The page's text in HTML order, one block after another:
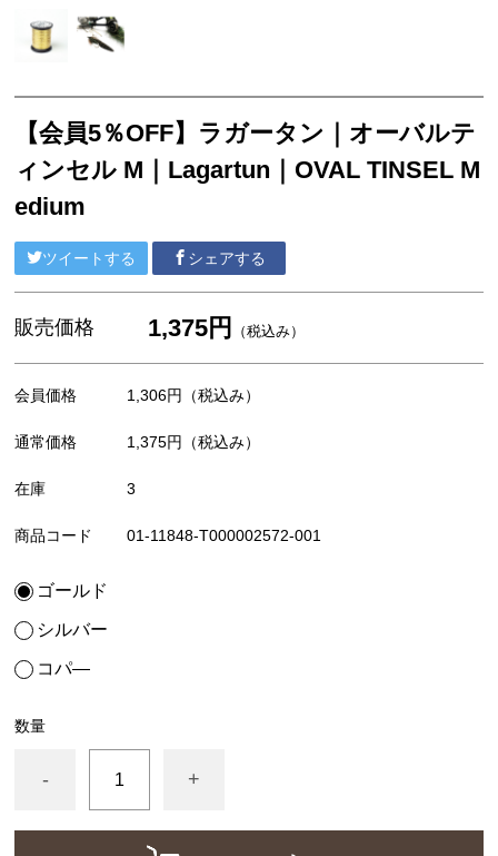
ケース
フライライン
フライマテリアル
ギア・アクセサリー
【会員5％OFF】ラガータン｜オーバルテ
ィンセル M｜Lagartun｜OVAL TINSEL M
edium
ツイートする シェアする
販売価格 1,375円 （税込み）
会員価格 1,306円 （税込み）
通常価格 1,375円 （税込み）
在庫 3
商品コード 01-11848-T000002572-001
ゴールド
シルバー
コパ―
数量
- +